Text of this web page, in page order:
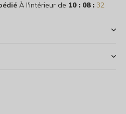
À l'intérieur de 10 : 08 : 32